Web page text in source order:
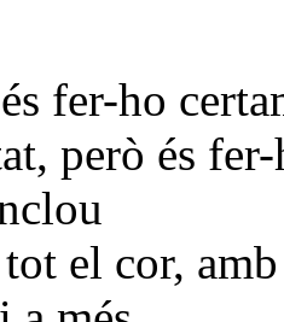
fer-ho
però és
el cor,